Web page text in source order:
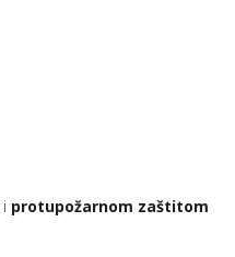
i protupožarnom zaštitom